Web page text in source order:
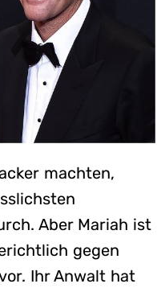
machten,
Aber Mariah ist
gegen
Ihr Anwalt hat